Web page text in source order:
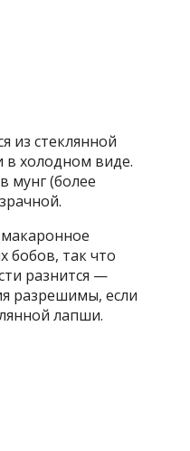
из стеклянной
в холодном виде.
мунг (более
бобов, так что
разнится —
разрешимы, если
лапши.